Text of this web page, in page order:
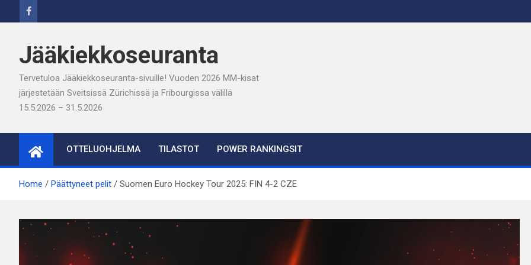
to
Jääkiekkoseuranta
Tervetuloa Jääkiekkoseuranta-sivuille! Vuoden 2026 MM-kisat
järjestetään Sveitsissä Zürichissä ja Fribourgissa välillä
15.5.2026 – 31.5.2026
OTTELUOHJELMA TILASTOT POWER RANKINGSIT
Home Päättyneet pelit Suomen Euro Hockey Tour 2025: FIN 4-2 CZE